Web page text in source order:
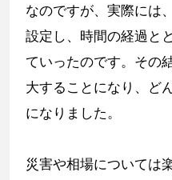
なのですが、実際には
設定し、時間の経過と
ていったのです。その
大することになり、ど
になりました。
災害や相場については